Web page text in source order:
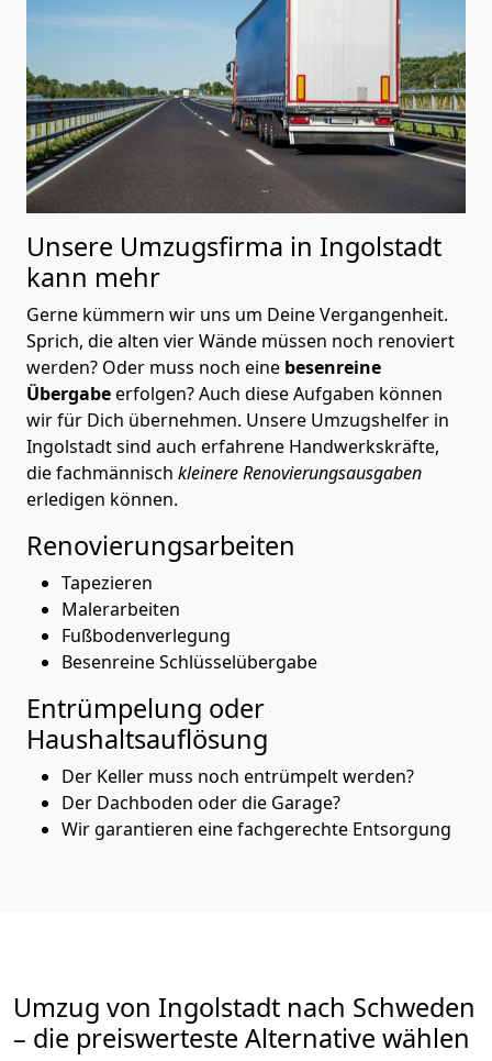
Unsere Umzugsfirma in Ingolstadt
kann mehr
Gerne kümmern wir uns um Deine Vergangenheit.
Sprich, die alten vier Wände müssen noch renoviert
werden? Oder muss noch eine besenreine
Übergabeerfolgen? Auch diese Aufgaben können
wir für Dich übernehmen. Unsere Umzugshelfer in
Ingolstadt sind auch erfahrene Handwerkskräfte,
die fachmännisch kleinere Renovierungsausgaben
erledigen können.
Renovierungsarbeiten
Tapezieren
Malerarbeiten
Fußbodenverlegung
Besenreine Schlüsselübergabe
Entrümpelung oder
Haushaltsauflösung
Der Keller muss noch entrümpelt werden?
Der Dachboden oder die Garage?
Wir garantieren eine fachgerechte Entsorgung
Umzug von Ingolstadt nach Schweden
– die preiswerteste Alternative wählen